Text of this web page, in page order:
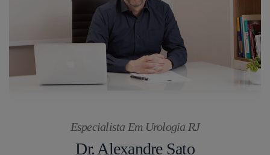
Especialista Em Urologia RJ
Dr. Alexandre Sato